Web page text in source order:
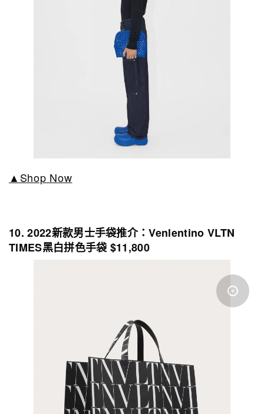
▲Shop Now
10. 2022新款男士手袋推介：Venlentino VLTN
TIMES黑白拼色手袋 $11,800